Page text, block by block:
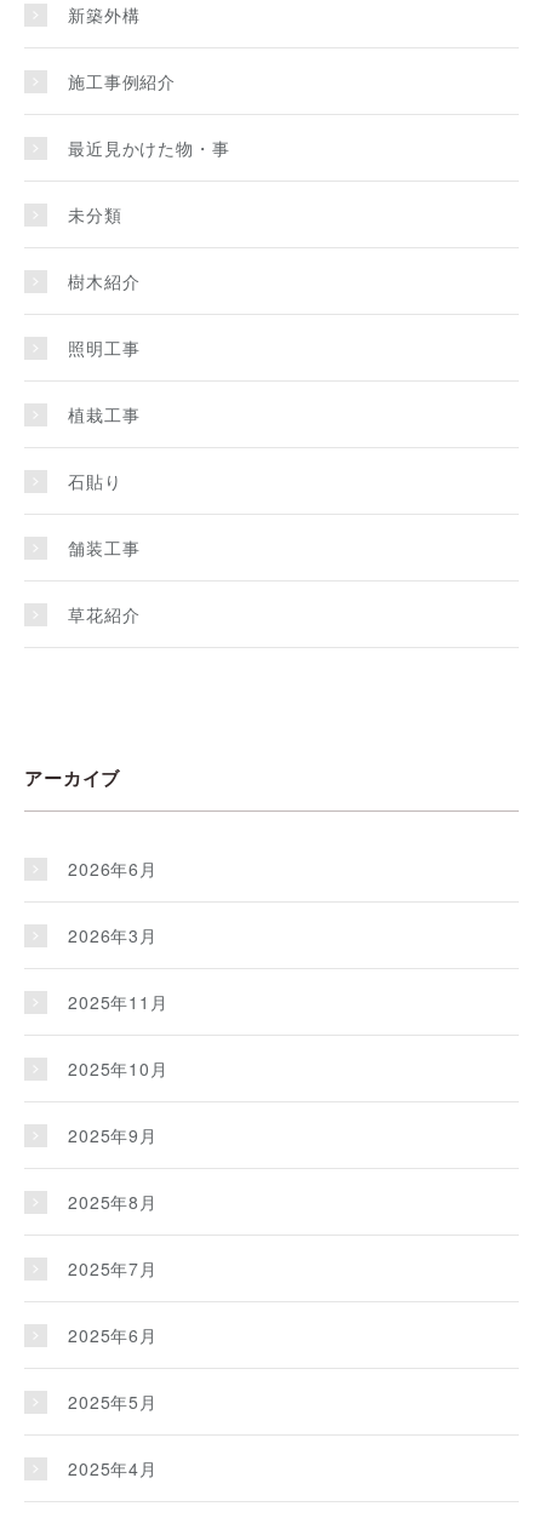
新築外構
施工事例紹介
最近見かけた物・事
未分類
樹木紹介
照明工事
植栽工事
石貼り
舗装工事
草花紹介
アーカイブ
2026年6月
2026年3月
2025年11月
2025年10月
2025年9月
2025年8月
2025年7月
2025年6月
2025年5月
2025年4月